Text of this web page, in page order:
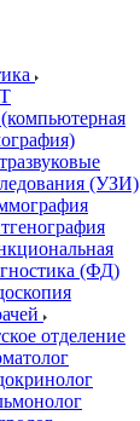
(УЗИ)
(ФД)
отделение